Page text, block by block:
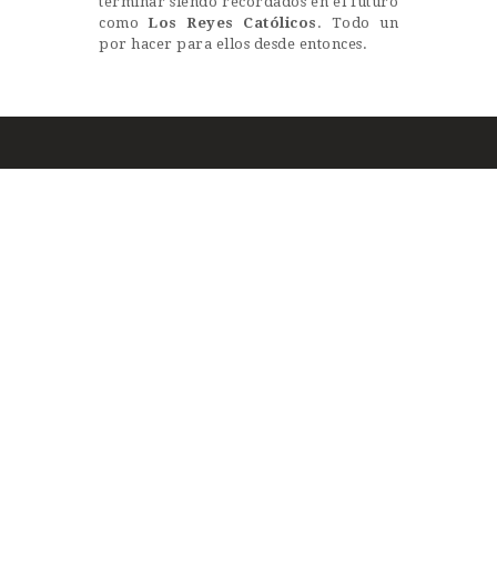
comoLos Reyes Católicos . Todo un
por hacer para ellos desde entonces.